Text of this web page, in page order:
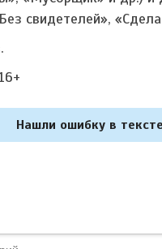
свидетелей»,
Нашли ошибку в